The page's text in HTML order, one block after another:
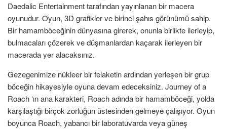
Daedalic Entertainment tarafından yayınlanan bir macera
oyunudur. Oyun, 3D grafikler ve birinci şahıs görünümü sahip.
Bir hamamböceğinin dünyasına girerek, onunla birlikte ilerleyip,
bulmacaları çözerek ve düşmanlardan kaçarak ilerleyen bir
macerada yer alacaksınız.
Gezegenimize nükleer bir felaketin ardından yerleşen bir grup
böceğin hikayesiyle oyuna devam edeceksiniz. Journey of a
Roach ‘ın ana karakteri, Roach adında bir hamamböceği, yolda
karşılaştığı birçok zorluğun üstesinden gelmeye çalışıyor. Oyun
boyunca Roach, yabancı bir laboratuvarda veya güneş